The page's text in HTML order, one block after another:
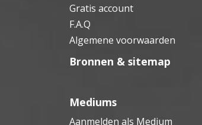
Gratis account
F.A.Q
Algemene voorwaarden
Bronnen & sitemap
Mediums
Aanmelden als Medium